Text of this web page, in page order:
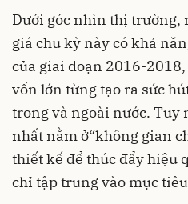
Dưới góc nhìn thị trường,
giá chu kỳ này có khả
của giai đoạn 2016-
vốn lớn từng tạo ra sức
trong và ngoài nước. Tuy
nhất nằm ở“không gian
thiết kế để thúc đẩy hiệu
chỉ tập trung vào mục